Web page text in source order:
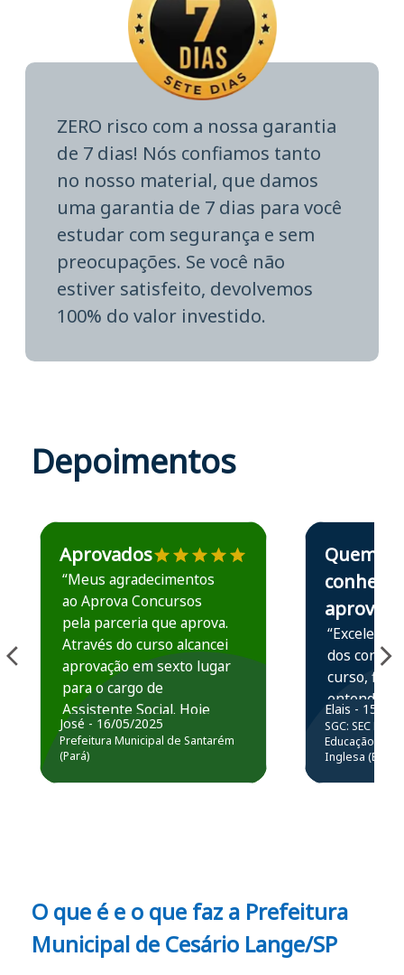
ZERO risco com a nossa garantia
de 7 dias! Nós confiamos tanto
no nosso material, que damos
uma garantia de 7 dias para você
estudar com segurança e sem
preocupações. Se você não
estiver satisfeito, devolvemos
100% do valor investido.
Depoimentos
Estudante José recomenda o Aprova Concursos em
Aprovados
“Meus agradecimentos
ao Aprova Concursos
pela parceria que aprova.
Através do curso alcancei
aprovação em sexto lugar
para o cargo de
Assistente Social. Hoje
estou atuando na
Prefeitura de Santarém.
José - 16/05/2025
Prefeitura Municipal de Santarém
(Pará)
Estudante Elais
Quem
conhece,
aprova
“Excelente
dos
curso,
entender e
prática
resolução
questões.”
Elais - 15/07/
SGC: SEC BA
Educação
Inglesa (Edital
O que é e o que faz a Prefeitura
Municipal de Cesário Lange/SP